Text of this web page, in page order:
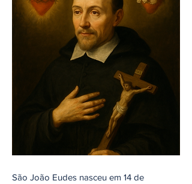
São João Eudes nasceu em 14 de